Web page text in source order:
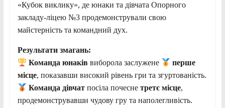
«Кубок виклику», де юнаки та дівчата Опорного
закладу-ліцею №3 продемонстрували свою
майстерність та командний дух.
Результати змагань:
Команда юнаків виборола заслужене
перше
місце, показавши високий рівень гри та згуртованість.
Команда дівчатпосіла почесне третє місце,
продемонструвавши чудову гру та наполегливість.